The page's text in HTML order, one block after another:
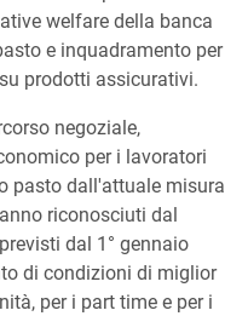
welfare della banca
e inquadramento per
prodotti assicurativi.
negoziale,
per i lavoratori
pasto dall'attuale misura
riconosciuti dal
dal 1° gennaio
di condizioni di miglior
per i part time e per i